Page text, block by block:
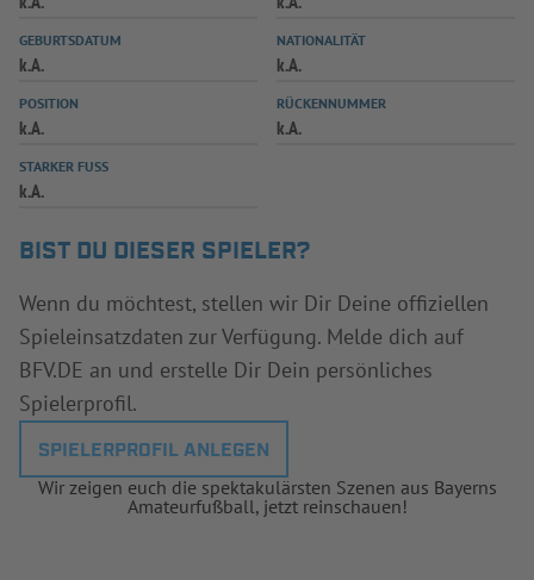
SPIELPLUS
GEBURTSDATUM
k.A.
NATIONALITÄT
k.A.
POSITION
k.A.
RÜCKENNUMMER
k.A.
STARKER FUSS
k.A.
BIST DU DIESER SPIELER?
Wenn du möchtest, stellen wir Dir Deine offiziellen
Spieleinsatzdaten zur Verfügung. Melde dich auf
BFV.DE an und erstelle Dir Dein persönliches
Spielerprofil.
SPIELERPROFIL ANLEGEN
Wir zeigen euch die spektakulärsten Szenen aus Bayerns
Amateurfußball, jetzt reinschauen!